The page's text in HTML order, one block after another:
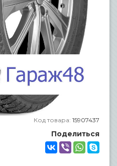
Код товара: 15907437
Поделиться